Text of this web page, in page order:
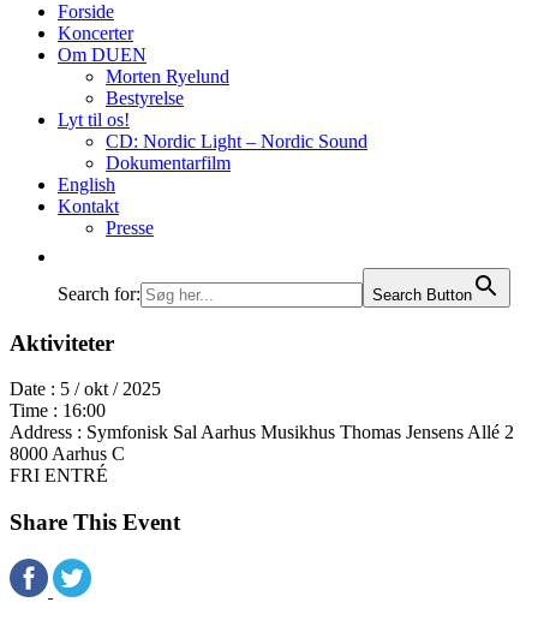
Forside
Koncerter
Om DUEN
Morten Ryelund
Bestyrelse
Lyt til os!
CD: Nordic Light – Nordic Sound
Dokumentarfilm
English
Kontakt
Presse
Search for: Search Button
Aktiviteter
Date : 5 / okt / 2025
Time : 16:00
Address : Symfonisk Sal Aarhus Musikhus Thomas Jensens Allé 2
8000 Aarhus C
FRI ENTRÉ
Share This Event